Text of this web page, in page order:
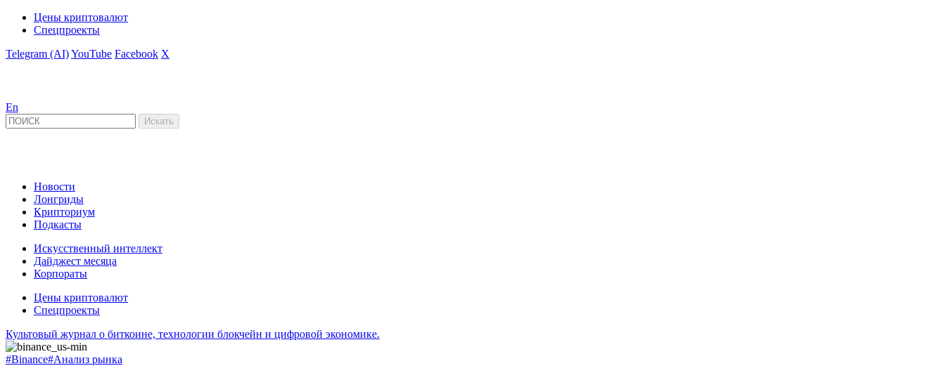
Цены криптовалют
Спецпроекты
Telegram (AI)YouTube Facebook X
En
Новости
Лонгриды
Крипториум
Подкасты
Искусственный интеллект
Дайджест месяца
Корпораты
Цены криптовалют
Спецпроекты
Культовый журнал о биткоине, технологии блокчейн и цифровой экономике.
#Binance#Анализ рынка